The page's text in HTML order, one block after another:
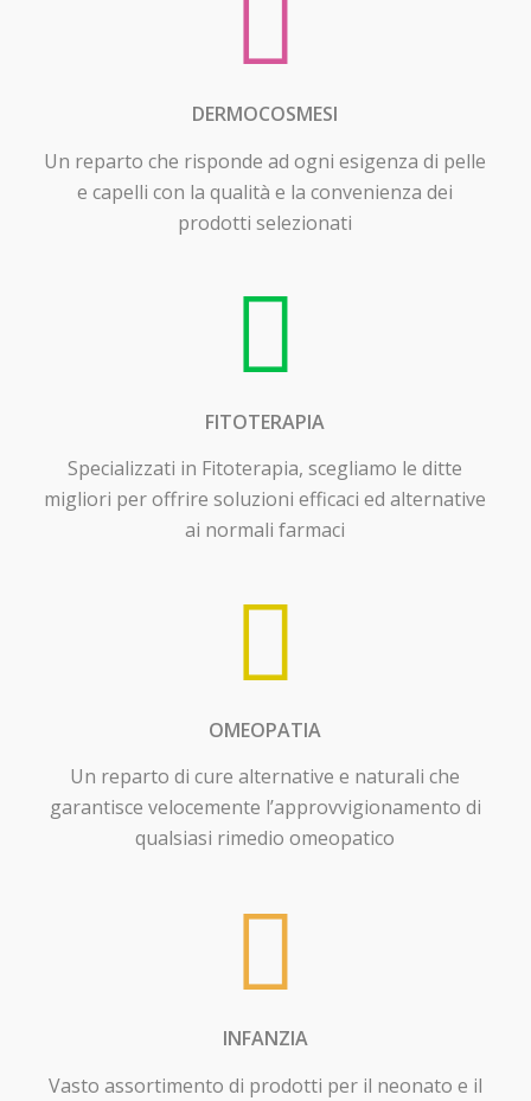
DERMOCOSMESI
Un reparto che risponde ad ogni esigenza di pelle
e capelli con la qualità e la convenienza dei
prodotti selezionati
FITOTERAPIA
Specializzati in Fitoterapia, scegliamo le ditte
migliori per offrire soluzioni efficaci ed alternative
ai normali farmaci
OMEOPATIA
Un reparto di cure alternative e naturali che
garantisce velocemente l’approvvigionamento di
qualsiasi rimedio omeopatico
INFANZIA
Vasto assortimento di prodotti per il neonato e il